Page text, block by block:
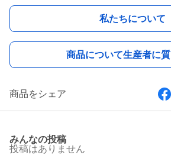
私たちについて
商品について生産者に
商品をシェア
みんなの投稿
投稿はありません